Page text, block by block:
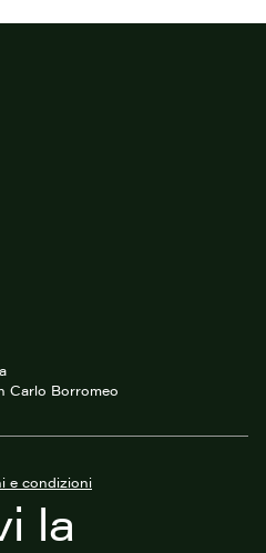
Carlo Borromeo
e condizioni
la